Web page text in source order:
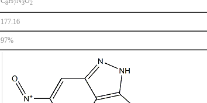
8 7 3 2
177.16
97%